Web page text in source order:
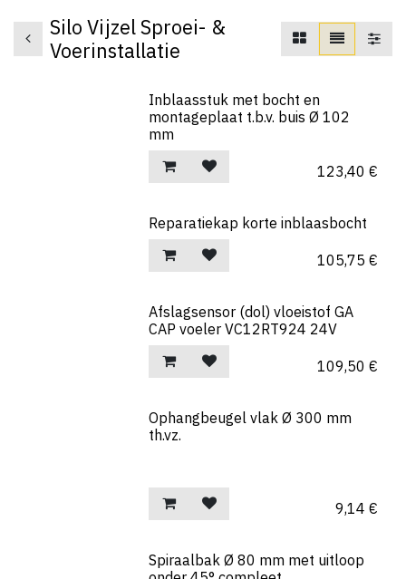
Silo Vijzel Sproei- &
Voerinstallatie
Inblaasstuk met bocht en
montageplaat t.b.v. buis Ø 102
mm
123,40 €
Reparatiekap korte inblaasbocht
105,75 €
Afslagsensor (dol) vloeistof GA
CAP voeler VC12RT924 24V
109,50 €
Ophangbeugel vlak Ø 300 mm
th.vz.
9,14 €
Spiraalbak Ø 80 mm met uitloop